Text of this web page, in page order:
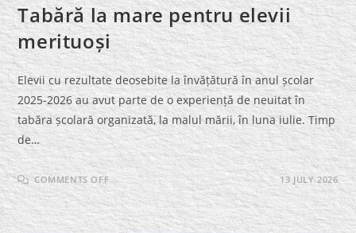
Tabără la mare pentru elevii
merituoși
Elevii cu rezultate deosebite la învățătură în anul școlar
2025-2026 au avut parte de o experiență de neuitat în
tabăra școlară organizată, la malul mării, în luna iulie. Timp
de…
COMMENTS OFFON
TABĂRĂ
LA
MARE
PENTRU
13 JULY 2026